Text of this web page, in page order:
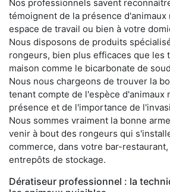
Nos professionnels savent
témoignent de la présence
espace de travail ou bien à votre
Nous disposons de produits
rongeurs, bien plus efficaces que les
maison comme le bicarbonate de
Nous nous chargeons de trouver la
tenant compte de l'espèce d'animaux
présence et de l'importance de
Nous sommes vraiment la bonne
venir à bout des rongeurs qui
commerce, dans votre bar-
entrepôts de stockage.
Dératiseur professionnel : la